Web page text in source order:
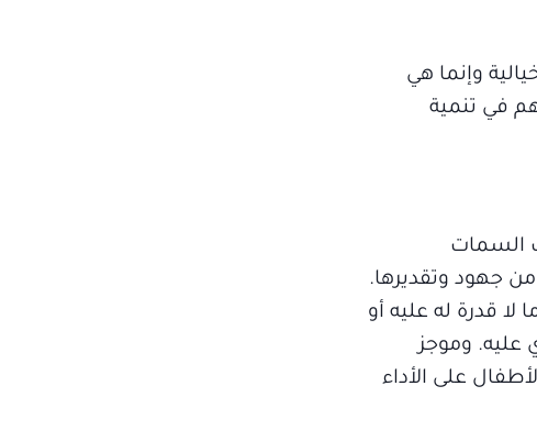
وإنما هي
في تنمية
السمات
جهود وتقديرها.
قدرة له عليه أو
وموجز
على الأداء